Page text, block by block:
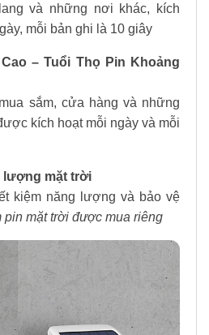
và những nơi khác, kích
mỗi bản ghi là 10 giây
– Tuổi Thọ Pin Khoảng
sắm, cửa hàng và những
kích hoạt mỗi ngày và mỗi
lượng mặt trời
kiệm năng lượng và bảo vệ
pin mặt trời được mua riêng